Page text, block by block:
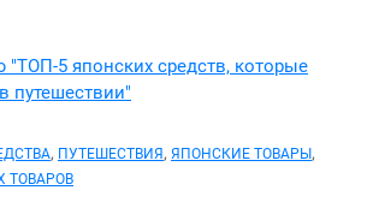
"ТОП-5 японских средств, которые
путешествии"
, ПУТЕШЕСТВИЯ, ЯПОНСКИЕ ТОВАРЫ,
ТОВАРОВ